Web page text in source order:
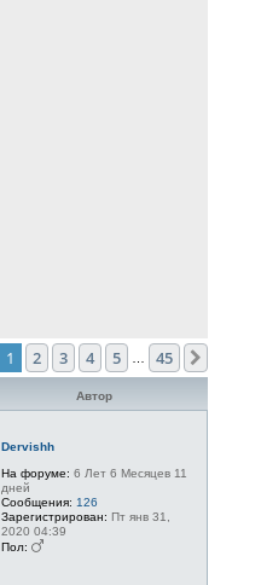
1 2 3 4 5 45
Автор
Dervishh
На форуме: 6 Лет 6 Месяцев 11
дней
Сообщения: 126
Зарегистрирован: Пт янв 31,
2020 04:39
Пол: